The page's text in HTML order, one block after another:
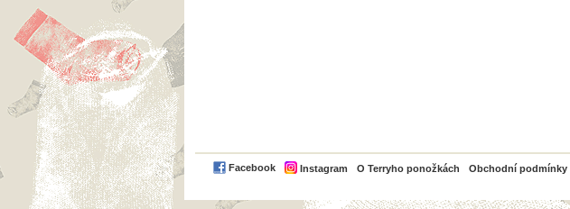
Facebook Instagram O Terryho ponožkách Obchodní podmínky
PayPal